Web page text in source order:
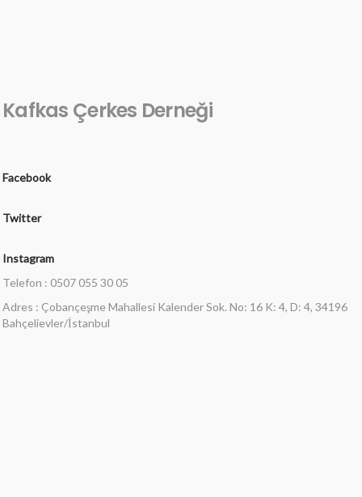
Kafkas Çerkes Derneği
Facebook
Twitter
Instagram
Telefon : 0507 055 30 05
Adres : Çobançeşme Mahallesi Kalender Sok. No: 16 K: 4, D: 4, 34196
Bahçelievler/İstanbul